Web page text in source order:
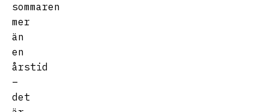
sommaren
mer
än
en
årstid
–
det